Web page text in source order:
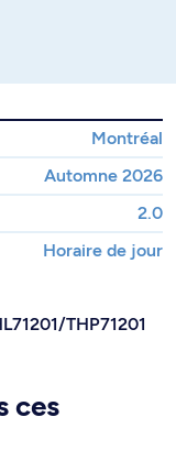
Montréal
Automne 2026
2.0
Horaire de jour
THP71201
ces